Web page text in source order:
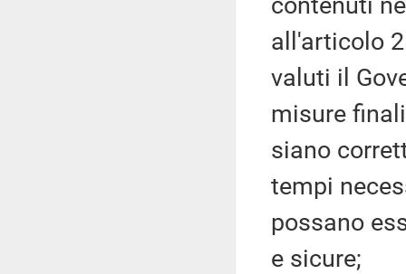
all'articolo
valuti il
misure
siano
tempi
possano
e sicure;